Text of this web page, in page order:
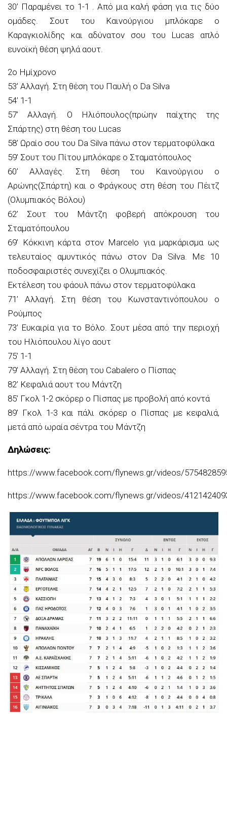
30’ Παραμένει το 1-1 . Από μια καλή φάση για τις δύο
ομάδες. Σουτ του Καινούργιου μπλόκαρε ο
Καραγκιολίδης και αδύνατον σου του Lucas απλό
ευνοϊκή θέση ψηλά αουτ.
2ο Ημίχρονο
53’ Αλλαγή. Στη θέση του Παυλή ο Da Silva
54’ 1-1
57’ Αλλαγή. Ο Ηλιόπουλος(πρώην παίχτης της
Σπάρτης) στη θέση του Lucas
58’ Ωραίο σου του Da Silva πάνω στον τερματοφύλακα
59’ Σουτ του Πίτου μπλόκαρε ο Σταματόπουλος
60’ Αλλαγές. Στη θέση του Καινούργιου ο
Αρώνης(Σπάρτη) και ο Φράγκους στη θέση του Πέιτζ
(Ολυμπιακός Βόλου)
62’ Σουτ του Μάντζη φοβερή απόκρουση του
Σταματόπουλου
69’ Κόκκινη κάρτα στον Marcelo για μαρκάρισμα ως
τελευταίος αμυντικός πάνω στον Da Silva. Με 10
ποδοσφαιριστές συνεχίζει ο Ολυμπιακός.
Εκτέλεση του φάουλ πάνω στον τερματοφύλακα
71’ Αλλαγή. Στη θέση του Κωνσταντινόπουλου ο
Ρούμπος
73’ Ευκαιρία για το Βόλο. Σουτ μέσα από την περιοχή
του Ηλιόπουλου λίγο αουτ
75’ 1-1
79’ Αλλαγή. Στη θέση του Cabalero ο Πίσπας
82’ Κεφαλιά αουτ του Μάντζη
85’ Γκολ 1-2 σκόρερ ο Πίσπας με προβολή από κοντά
89’ Γκολ 1-3 και πάλι σκόρερ ο Πίσπας με κεφαλιά,
μετά από ωραία σέντρα του Μάντζη
Δηλώσεις:
https://www.facebook.com/flynews.gr/videos/
https://www.facebook.com/flynews.gr/videos/